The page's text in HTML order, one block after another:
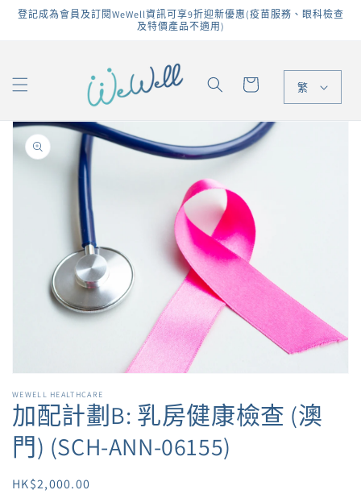
跳至內
容
登記成為會員及訂閱WeWell資訊可享9折迎新優惠(疫苗服務、眼科檢查
及特價產品不適用)
物
繁
略過產
品資訊
開
啟
圖
視
中
的
體
檔
案
1
WEWELL HEALTHCARE
加配計劃B: 乳房健康檢查 (澳
門) (SCH-ANN-06155)
定
HK$2,000.00